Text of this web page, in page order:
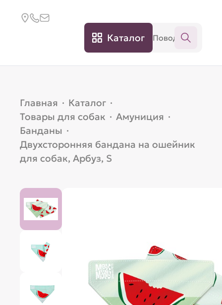
Каталог
Главная · Каталог ·
Товары для собак · Амуниция ·
Банданы ·
Двухсторонняя бандана на ошейник
для собак, Арбуз, S